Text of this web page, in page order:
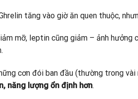
tăng vào giờ ăn quen thuộc,
mỡ, leptin cũng giảm – ảnh hưởng
cơn đói ban đầu (thường trong
năng lượng ổn định hơn.